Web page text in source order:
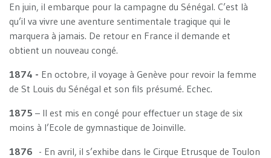
En juin, il embarque pour la campagne du Sénégal. C’est là
qu’il va vivre une aventure sentimentale tragique qui le
marquera à jamais. De retour en France il demande et
obtient un nouveau congé.
1874 - En octobre, il voyage à Genève pour revoir la femme
de St Louis du Sénégal et son fils présumé. Echec.
1875 – Il est mis en congé pour effectuer un stage de six
moins à l’Ecole de gymnastique de Joinville.
1876 - En avril, il s’exhibe dans le Cirque Etrusque de Toulon